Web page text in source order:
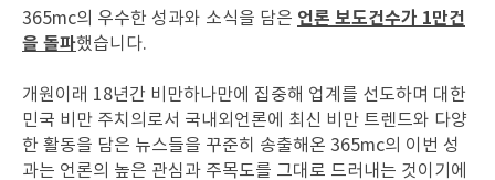
365mc의 우수한 성과와 소식을 담은 언론 보도건수가 1만건
을 돌파했습니다.
개원이래 18년간 비만하나만에 집중해 업계를 선도하며 대한
민국 비만 주치의로서 국내외언론에 최신 비만 트렌드와 다양
한 활동을 담은 뉴스들을 꾸준히 송출해온 365mc의 이번 성
과는 언론의 높은 관심과 주목도를 그대로 드러내는 것이기에